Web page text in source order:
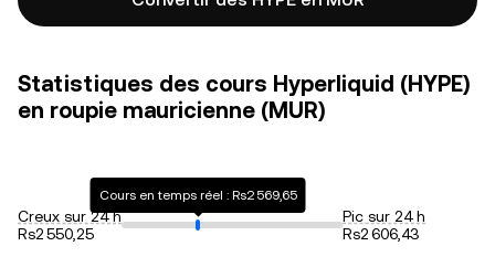
Statistiques des cours Hyperliquid (HYPE)
en roupie mauricienne (MUR)
Creux sur 24 h
Rs2 550,25
Cours en temps réel : Rs2 569,65
Pic sur 24 h
Rs2 606,43